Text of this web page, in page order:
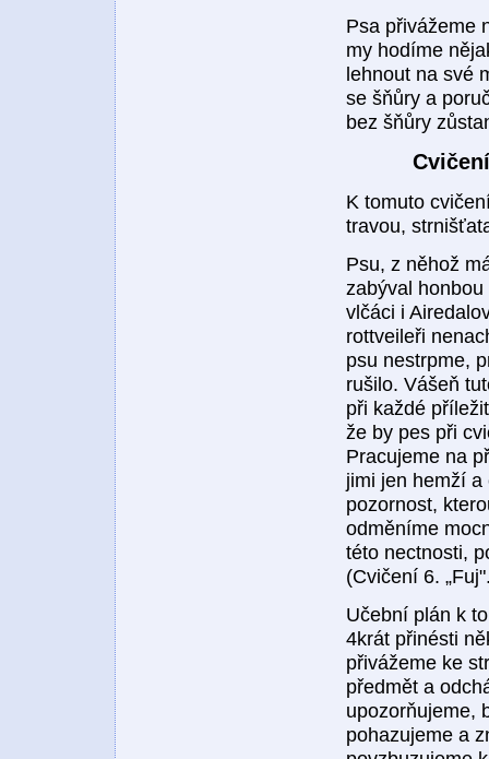
Psa přivážeme
my hodíme
lehnout na své
se šňůry a
bez šňůry
K tomuto
travou,
Psu, z něhož
zabýval
vlčáci i
rottveileři
psu nestrpme,
rušilo. Vášeň
při každé
že by pes při
Pracujeme na
jimi jen hemží
pozornost,
odměníme
této nectnosti,
(Cvičení 6.
Učební plán k
4krát přinésti
přivážeme ke
předmět a
upozorňujeme,
pohazujeme a